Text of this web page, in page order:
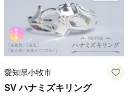
愛知県小牧市
SV ハナミズキリング